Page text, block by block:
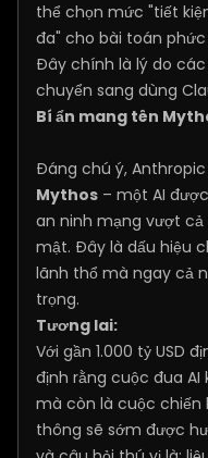
thể chọn mức "tiết
đa" cho bài toán
Đây chính là lý do
chuyển sang dùng
Bí ẩn mang tên
Đáng chú ý,
Mythos – một AI
an ninh mạng vượt cả
mật. Đây là dấu hiệu
lãnh thổ mà ngay cả
trọng.
Tương lai:
Với gần 1.000 tỷ USD
định rằng cuộc đua
mà còn là cuộc chiến
thông sẽ sớm được